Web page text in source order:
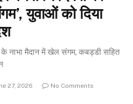
युवाओं को दिया
के नाभा मैदान में खेल संगम, कबड्डी सहित
27, 2026
No Comments